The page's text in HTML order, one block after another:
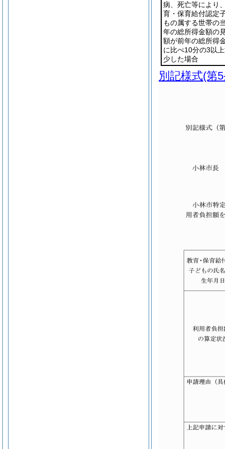
病、死亡等により
育・保育給付認定
もの属する世帯の
年の総所得金額の
額が前年の総所得
に比べ10分の3以
少した場合
別記様式(第